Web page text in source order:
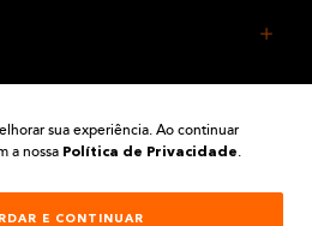
sua experiência. Ao continuar
a nossa Política de Privacidade.
E CONTINUAR